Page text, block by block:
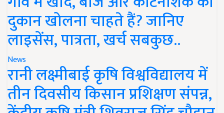
दुकान खोलना चाहते हैं? जानिए
लाइसेंस, पात्रता, खर्च सबकुछ..
News
रानी लक्ष्मीबाई कृषि विश्वविद्यालय में
तीन दिवसीय किसान प्रशिक्षण संपन्न,